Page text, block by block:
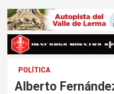
POLÍTICA
Alberto